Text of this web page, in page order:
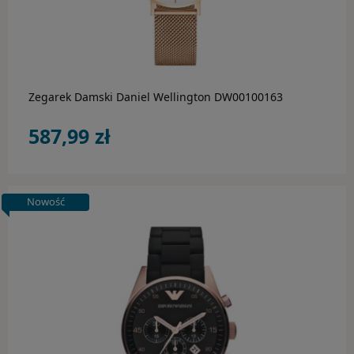
Zegarek Damski Daniel Wellington DW00100163
587,99 zł
do koszyka
Nowość